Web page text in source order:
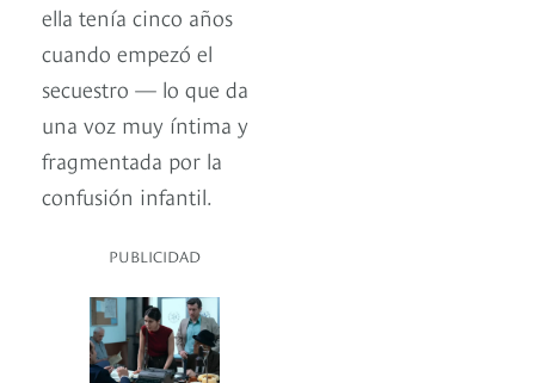
ella tenía cinco años
cuando empezó el
secuestro — lo que da
una voz muy íntima y
fragmentada por la
confusión infantil.
PUBLICIDAD